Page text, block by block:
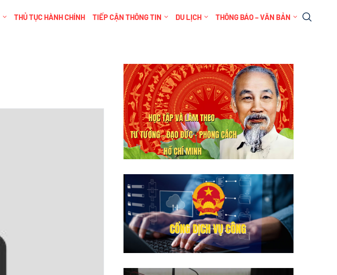
THỦ TỤC HÀNH CHÍNH TIẾP CẬN THÔNG TIN DU LỊCH THÔNG BÁO – VĂN BẢN